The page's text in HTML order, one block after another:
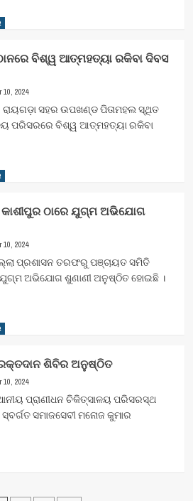
ବିଶ୍ୱ ଆତ୍ମହତ୍ୟା ରକିବା ଦିବସ
10, 2024
ରାୟଗଡ଼ା ସହର ଉପଖଣ୍ଡ ପିତାମହଲ ସ୍ଥିତ
ପରିସରରେ ବିଶ୍ୱ ଆତ୍ମହତ୍ୟା ରକିବା
ଠାରେ ଯୁଗ୍ମ ଅଭିଯୋଗ
10, 2024
ପ୍ରଶାସନ ତରଫରୁ ପଞ୍ଚାୟତ ସମିତି
ଯୁଗ୍ମ ଅଭିଯୋଗ ଶୁଣାଣୀ ଅନୁଷ୍ଠିତ ହୋଇଛି ।
ଶିବିର ଅନୁଷ୍ଠିତ
10, 2024
ପ୍ରାଣୀଧନ ଚିକିତ୍ସାଳୟ ପରିସରସ୍ଥ
ସମାଜସେବୀ ମନୋଜ କୁମାର